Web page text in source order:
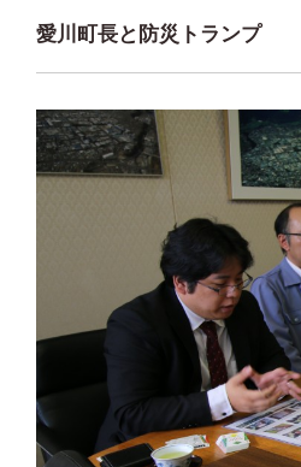
愛川町長と防災トランプ